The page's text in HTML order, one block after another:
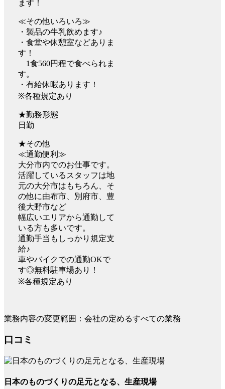
ます！
≪その他いろいろ≫
・製品の牛乳飲めます♪
・食堂や休憩室などありま
す！
1食560円程で食べられま
す。
・有給休暇あります！
※各種規定あり
★勤務形態
日勤
★その他
≪通勤便利≫
大分市内でのお仕事です。
活躍しているスタッフは地
元の大分市はもちろん、そ
の他に由布市、別府市、豊
後大野市など
幅広いエリアから通勤して
いる方も多いです。
通勤手当もしっかり規定支
給♪
車やバイクでの通勤OKで
す◎無料駐車場あり！
※各種規定あり
業務内容の変更範囲：会社の定めるすべての業務
口コミ
日本のものづくりの足元となる、生産現場